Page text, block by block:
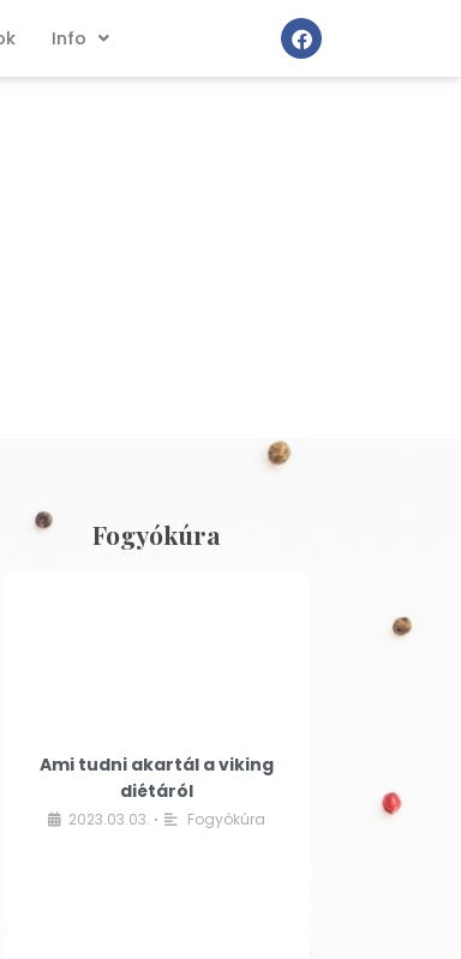
Info
Fogyókúra
Ami tudni akartál a viking
diétáról
2023.03.03. • Fogyókúra